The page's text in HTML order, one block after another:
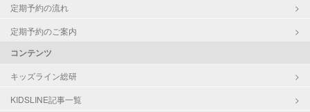
定期予約の流れ
定期予約のご案内
コンテンツ
キッズライン総研
KIDSLINE記事一覧